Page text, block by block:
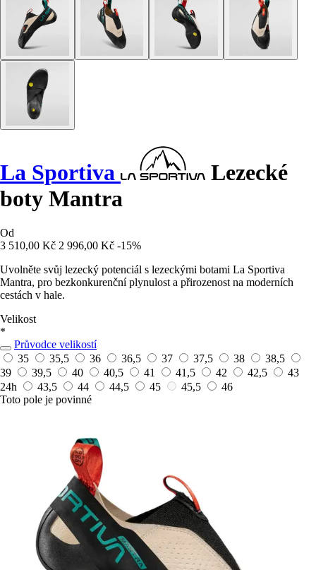
La Sportiva
Lezecké
boty Mantra
Od
3 510,00 Kč 2 996,00 Kč -15%
Uvolněte svůj lezecký potenciál s lezeckými botami La Sportiva
Mantra, pro bezkonkurenční plynulost a přirozenost na moderních
cestách v hale.
Velikost
*
Průvodce velikostí
35
35,5 36 36,5 37 37,5 38
38,5
39
39,5 40 40,5 41 41,5 42 42,5
43
24h
43,5 44 44,5 45 45,5
46
Toto pole je povinné